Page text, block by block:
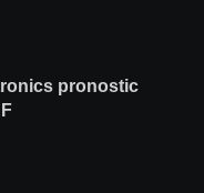
pronostic